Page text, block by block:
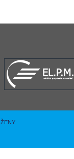
ŽENY